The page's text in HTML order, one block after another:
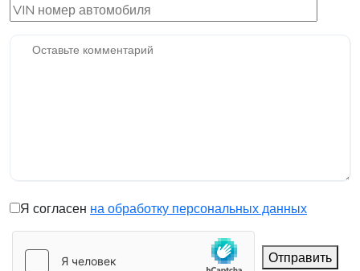
Я согласен на обработку персональных данных
Отправить